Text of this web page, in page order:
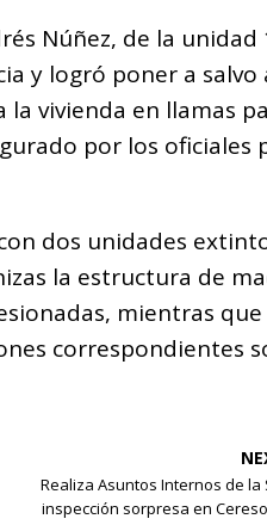
Núñez, de la unidad
y logró poner a salvo
vivienda en llamas
por los oficiales
dos unidades
la estructura de
mientras que
correspondientes
Realiza Asuntos Internos de la
inspección sorpresa en